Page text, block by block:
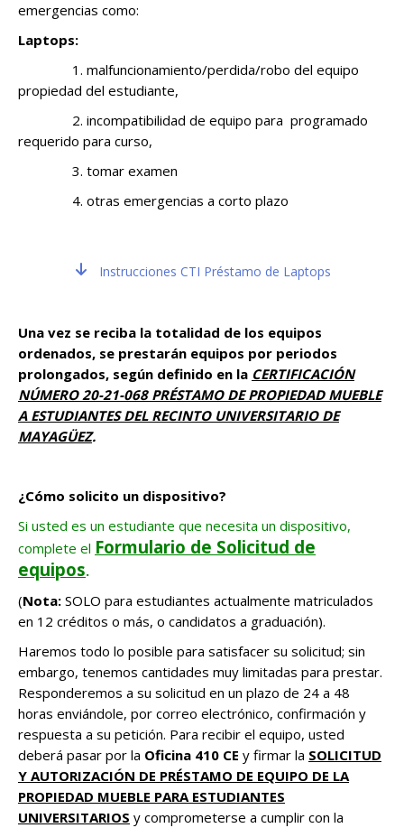
emergencias como:
Laptops:
1. malfuncionamiento/perdida/robo del equipo
propiedad del estudiante,
2. incompatibilidad de equipo para programado
requerido para curso,
3. tomar examen
4. otras emergencias a corto plazo
Instrucciones CTI Préstamo de Laptops
Una vez se reciba la totalidad de los equipos
ordenados, se prestarán equipos por periodos
prolongados, según definido en la CERTIFICACIÓN
NÚMERO 20-21-068 PRÉSTAMO DE PROPIEDAD MUEBLE
A ESTUDIANTES DEL RECINTO UNIVERSITARIO DE
MAYAGÜEZ.
¿Cómo solicito un dispositivo?
Si usted es un estudiante que necesita un dispositivo,
complete el Formulario de Solicitud de
equipos.
(Nota: SOLO para estudiantes actualmente matriculados
en 12 créditos o más, o candidatos a graduación).
Haremos todo lo posible para satisfacer su solicitud; sin
embargo, tenemos cantidades muy limitadas para prestar.
Responderemos a su solicitud en un plazo de 24 a 48
horas enviándole, por correo electrónico, confirmación y
respuesta a su petición. Para recibir el equipo, usted
deberá pasar por la Oficina 410 CE y firmar la SOLICITUD
Y AUTORIZACIÓN DE PRÉSTAMO DE EQUIPO DE LA
PROPIEDAD MUEBLE PARA ESTUDIANTES
UNIVERSITARIOS y comprometerse a cumplir con la